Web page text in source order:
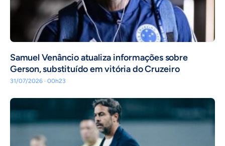
Samuel Venâncio atualiza informações sobre
Gerson, substituído em vitória do Cruzeiro
31/07/2026 · 00h23